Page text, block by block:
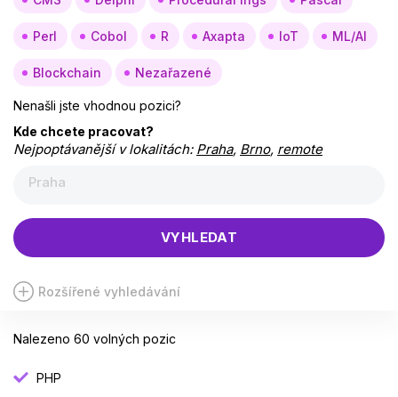
Perl Cobol R Axapta IoT ML/AI
Blockchain Nezařazené
Nenašli jste vhodnou pozici?
Kde chcete pracovat?
Nejpoptávanější v lokalitách: Praha, Brno, remote
Praha
VYHLEDAT
Rozšířené vyhledávání
Nalezeno 60 volných pozic
PHP